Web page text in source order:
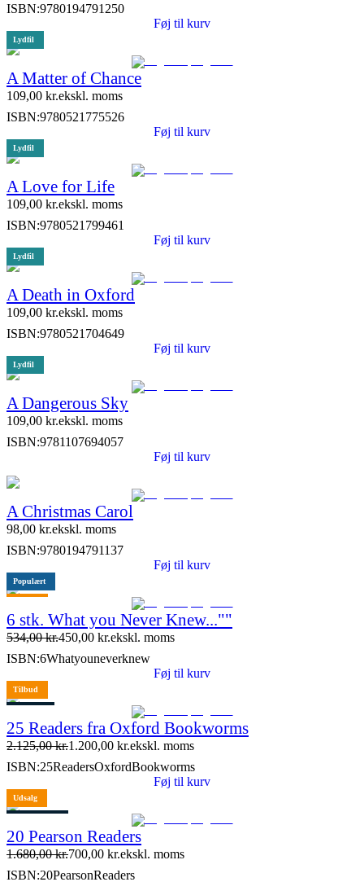
ISBN:9780194791250
Føj til kurv
Lydfil
A Matter of Chance
109,00 kr.ekskl. moms
ISBN:9780521775526
Føj til kurv
Lydfil
A Love for Life
109,00 kr.ekskl. moms
ISBN:9780521799461
Føj til kurv
Lydfil
A Death in Oxford
109,00 kr.ekskl. moms
ISBN:9780521704649
Føj til kurv
Lydfil
A Dangerous Sky
109,00 kr.ekskl. moms
ISBN:9781107694057
Føj til kurv
A Christmas Carol
98,00 kr.ekskl. moms
ISBN:9780194791137
Føj til kurv
Populært
6 stk. What you Never Knew...""
534,00kr.450,00 kr.ekskl. moms
ISBN:6Whatyouneverknew
Føj til kurv
Tilbud
2 stk. tilbage
25 Readers fra Oxford Bookworms
2.125,00kr.1.200,00 kr.ekskl. moms
ISBN:25ReadersOxfordBookworms
Føj til kurv
Udsalg
20 Pearson Readers
1.680,00kr.700,00 kr.ekskl. moms
ISBN:20PearsonReaders